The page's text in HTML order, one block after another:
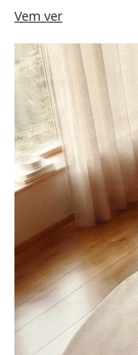
Vem ver